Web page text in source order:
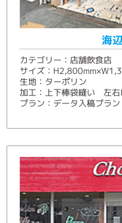
海
カテゴリー：店舗飲食店
サイズ：
生地：ターポリン
加工：上下棒袋縫い 左右
プラン：データ入稿プラン